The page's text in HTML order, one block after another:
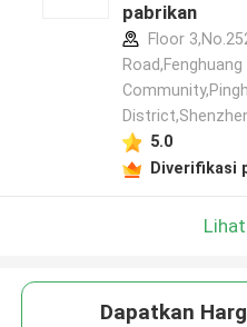
pabrikan
Floor
Road,Fenghuang
5.0
Diverifikasi
Dapatkan